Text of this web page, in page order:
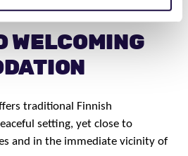
WELCOMING
traditional Finnish
setting, yet close to
and in the immediate vicinity of